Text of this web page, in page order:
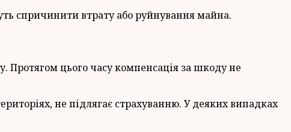
спричинити втрату або руйнування майна.
Протягом цього часу компенсація за шкоду не
не підлягає страхуванню. У деяких випадках